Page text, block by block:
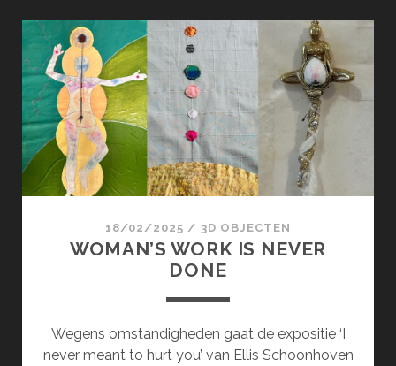
18/02/2025 / 3D OBJECTEN
WOMAN’S WORK IS NEVER
DONE
Wegens omstandigheden gaat de expositie ‘I
never meant to hurt you’ van Ellis Schoonhoven